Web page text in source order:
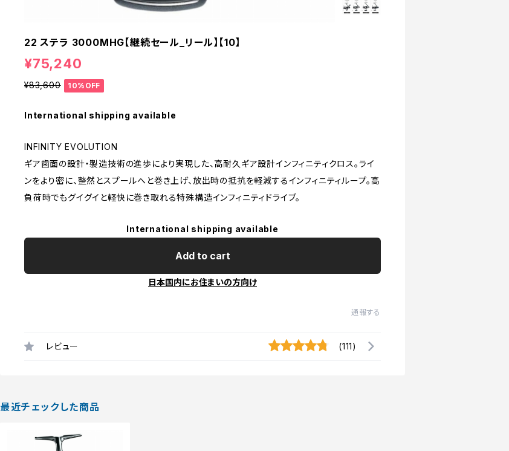
22 ステラ 3000MHG【継続セール_リール】【10】
¥75,240
¥83,600 10%OFF
International shipping available
INFINITY EVOLUTION
ギア歯面の設計・製造技術の進歩により実現した、高耐久ギア設計インフィニティクロス。ライ
ンをより密に、整然とスプールへと巻き上げ、放出時の抵抗を軽減するインフィニティループ。高
負荷時でもグイグイと軽快に巻き取れる特殊構造インフィニティドライブ。
International shipping available
Add to cart
日本国内にお住まいの方向け
通報する
レビュー (111)
最近チェックした商品